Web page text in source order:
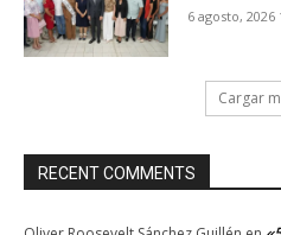
6 agosto, 2026
Cargar
RECENT COMMENTS